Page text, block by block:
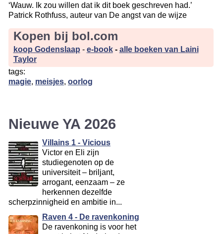
‘Wauw. Ik zou willen dat ik dit boek geschreven had.’
Patrick Rothfuss, auteur van De angst van de wijze
Kopen bij bol.com
koop Godenslaap - e-book- alle boeken van Laini
Taylor
tags:
magie, meisjes, oorlog
Nieuwe YA 2026
Villains 1 - Vicious
Victor en Eli zijn
studiegenoten op de
universiteit – briljant,
arrogant, eenzaam – ze
herkennen dezelfde
scherpzinnigheid en ambitie in...
Raven 4 - De ravenkoning
De ravenkoning is voor het